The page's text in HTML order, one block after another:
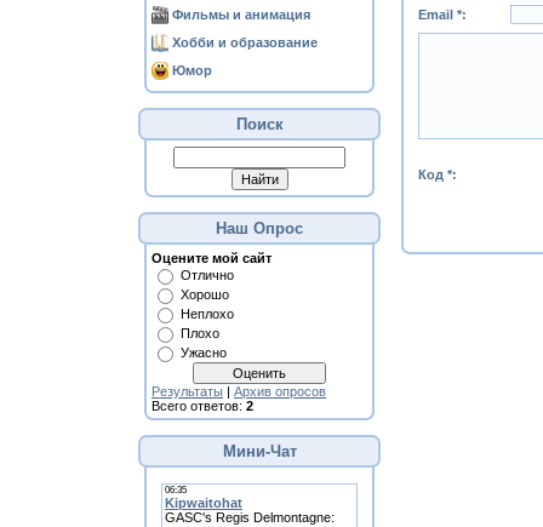
Фильмы и анимация
Хобби и образование
Юмор
Поиск
Наш Опрос
Оцените мой сайт
Отлично
Хорошо
Неплохо
Плохо
Ужасно
Результаты | Архив опросов
Всего ответов: 2
Мини-Чат
Email *:
Код *: